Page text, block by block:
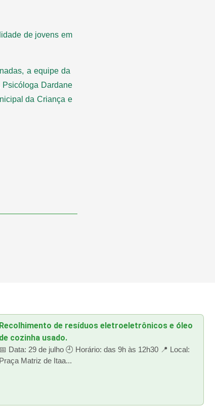
de jovens em
a equipe da
Dardane
da Criança e
Recolhimento de resíduos eletroeletrônicos e óleo
de cozinha usado.
📅 Data: 29 de julho 🕘 Horário: das 9h às 12h30 📍 Local:
Praça Matriz de Itaa...